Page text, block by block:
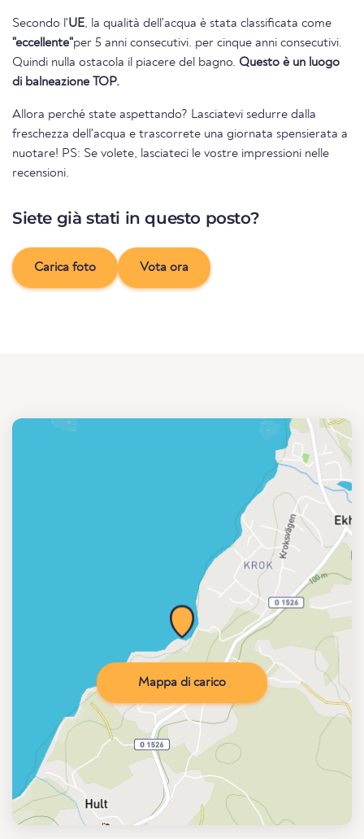
Secondo l'UE, la qualità dell'acqua è stata classificata come
"eccellente"per 5 anni consecutivi. per cinque anni consecutivi.
Quindi nulla ostacola il piacere del bagno. Questo è un luogo
di balneazione TOP.
Allora perché state aspettando? Lasciatevi sedurre dalla
freschezza dell'acqua e trascorrete una giornata spensierata a
nuotare! PS: Se volete, lasciateci le vostre impressioni nelle
recensioni.
Siete già stati in questo posto?
Carica foto Vota ora
Mappa di carico